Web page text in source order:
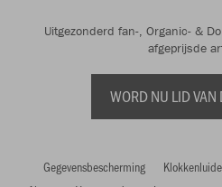
Uitgezonderd fan-, Organic- &
afgeprijsde
WORD NU LID VAN
Gegevensbescherming